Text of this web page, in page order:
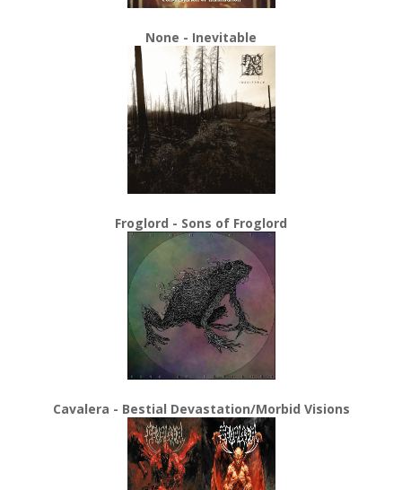
None - Inevitable
Froglord - Sons of Froglord
Cavalera - Bestial Devastation/Morbid Visions